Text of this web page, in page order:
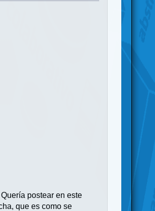
postear en este
que es como se